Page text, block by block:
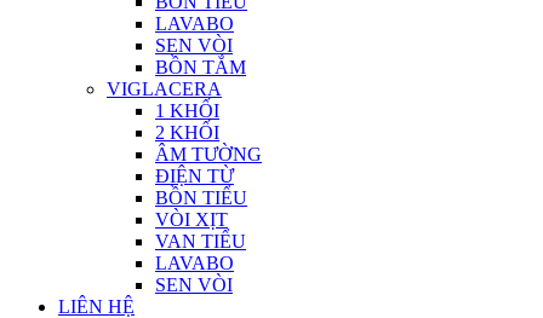
LAVABO
SEN VÒI
BỒN TẮM
VIGLACERA
1 KHỐI
2 KHỐI
ÂM TƯỜNG
ĐIỆN TỪ
BỒN TIỂU
VÒI XỊT
VAN TIỂU
LAVABO
SEN VÒI
LIÊN HỆ